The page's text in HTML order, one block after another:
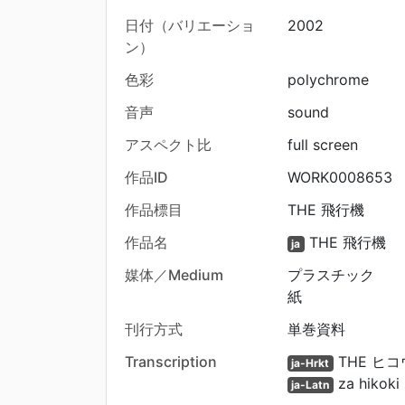
日付（バリエーショ
ン）
2002
色彩
polychrome
音声
sound
アスペクト比
full screen
作品ID
WORK0008653
作品標目
THE 飛行機
作品名
ja
THE 飛行機
媒体／Medium
プラスチック
紙
刊行方式
単巻資料
Transcription
ja-Hrkt THE ヒコ
ja-Latn za hikoki